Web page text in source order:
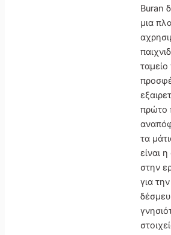
Buran
μια
πρώτο
τα
είναι
στην
για